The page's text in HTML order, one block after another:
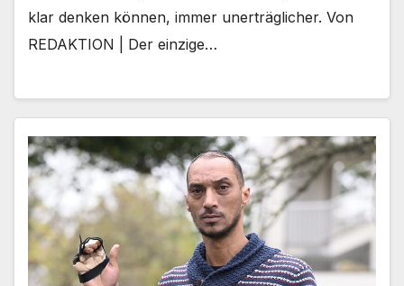
klar denken können, immer unerträglicher. Von
REDAKTION | Der einzige…